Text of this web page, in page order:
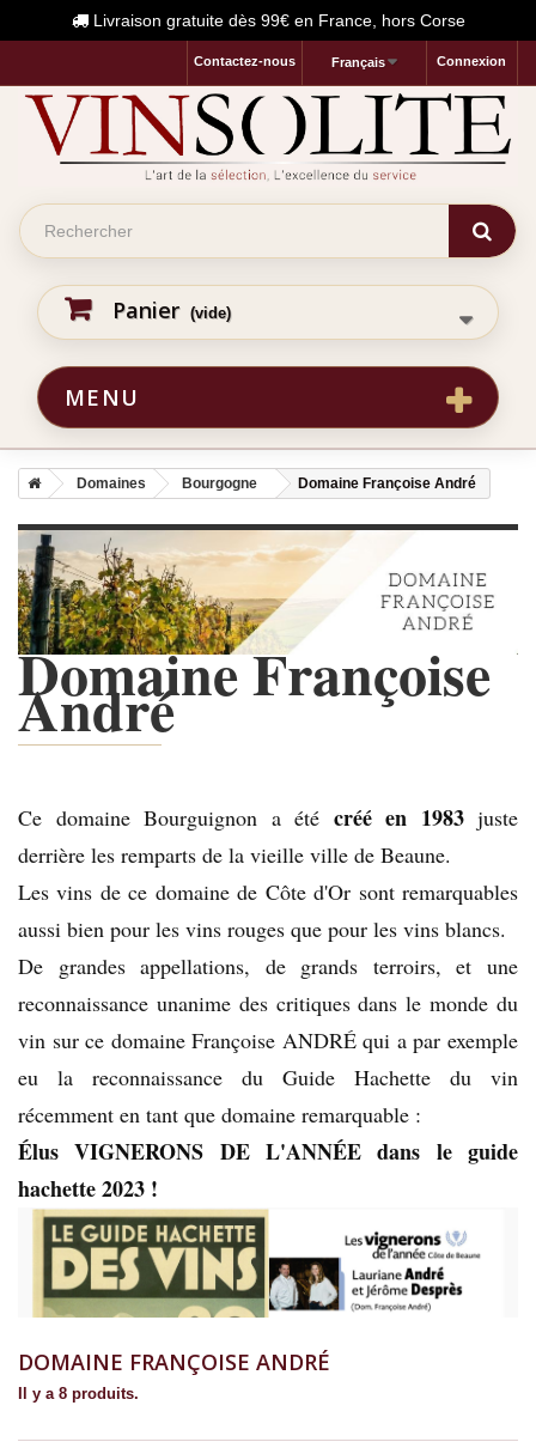
Livraison gratuite dès 99€ en France, hors Corse
Connexion
Français
Contactez-nous
Panier (vide)
MENU
Domaines Bourgogne Domaine Françoise André
Domaine Françoise
André
Ce domaine Bourguignon a été créé en 1983juste
derrière les remparts de la vieille ville de Beaune.
Les vins de ce domaine de Côte d'Or sont remarquables
aussi bien pour les vins rouges que pour les vins blancs.
De grandes appellations, de grands terroirs, et une
reconnaissance unanime des critiques dans le monde du
vin sur ce domaine Françoise ANDRÉ qui a par exemple
eu la reconnaissance du Guide Hachette du vin
récemment en tant que domaine remarquable :
Élus VIGNERONS DE L'ANNÉE dans le guide
hachette 2023 !
DOMAINE FRANÇOISE ANDRÉ
Il y a 8 produits.